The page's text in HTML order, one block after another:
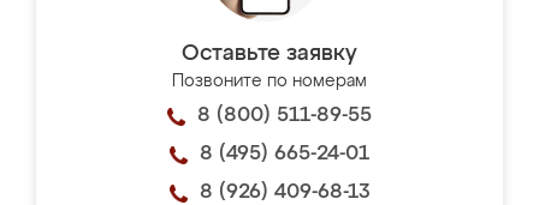
Оставьте заявку
Позвоните по номерам
8 (800) 511-89-55
8 (495) 665-24-01
8 (926) 409-68-13